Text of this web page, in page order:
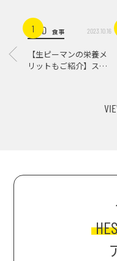
1FOOD 食事 2023.10.16
【生ピーマンの栄養メ
リットもご紹介】スパ